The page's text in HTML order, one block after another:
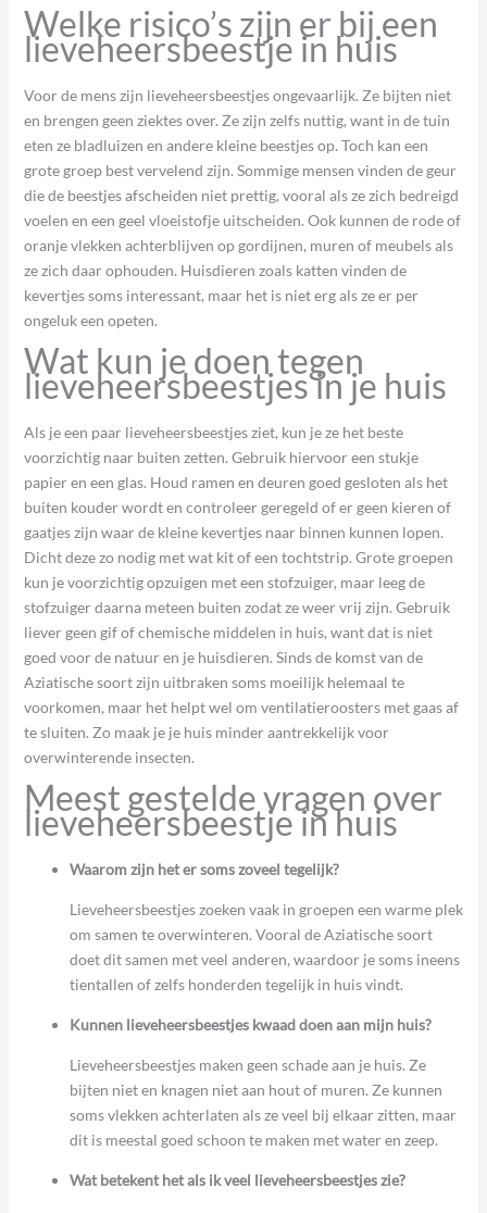
Welke risico’s zijn er bij een
lieveheersbeestje in huis
Voor de mens zijn lieveheersbeestjes ongevaarlijk. Ze bijten niet
en brengen geen ziektes over. Ze zijn zelfs nuttig, want in de tuin
eten ze bladluizen en andere kleine beestjes op. Toch kan een
grote groep best vervelend zijn. Sommige mensen vinden de geur
die de beestjes afscheiden niet prettig, vooral als ze zich bedreigd
voelen en een geel vloeistofje uitscheiden. Ook kunnen de rode of
oranje vlekken achterblijven op gordijnen, muren of meubels als
ze zich daar ophouden. Huisdieren zoals katten vinden de
kevertjes soms interessant, maar het is niet erg als ze er per
ongeluk een opeten.
Wat kun je doen tegen
lieveheersbeestjes in je huis
Als je een paar lieveheersbeestjes ziet, kun je ze het beste
voorzichtig naar buiten zetten. Gebruik hiervoor een stukje
papier en een glas. Houd ramen en deuren goed gesloten als het
buiten kouder wordt en controleer geregeld of er geen kieren of
gaatjes zijn waar de kleine kevertjes naar binnen kunnen lopen.
Dicht deze zo nodig met wat kit of een tochtstrip. Grote groepen
kun je voorzichtig opzuigen met een stofzuiger, maar leeg de
stofzuiger daarna meteen buiten zodat ze weer vrij zijn. Gebruik
liever geen gif of chemische middelen in huis, want dat is niet
goed voor de natuur en je huisdieren. Sinds de komst van de
Aziatische soort zijn uitbraken soms moeilijk helemaal te
voorkomen, maar het helpt wel om ventilatieroosters met gaas af
te sluiten. Zo maak je je huis minder aantrekkelijk voor
overwinterende insecten.
Meest gestelde vragen over
lieveheersbeestje in huis
Waarom zijn het er soms zoveel tegelijk?
Lieveheersbeestjes zoeken vaak in groepen een warme plek
om samen te overwinteren. Vooral de Aziatische soort
doet dit samen met veel anderen, waardoor je soms ineens
tientallen of zelfs honderden tegelijk in huis vindt.
Kunnen lieveheersbeestjes kwaad doen aan mijn huis?
Lieveheersbeestjes maken geen schade aan je huis. Ze
bijten niet en knagen niet aan hout of muren. Ze kunnen
soms vlekken achterlaten als ze veel bij elkaar zitten, maar
dit is meestal goed schoon te maken met water en zeep.
Wat betekent het als ik veel lieveheersbeestjes zie?